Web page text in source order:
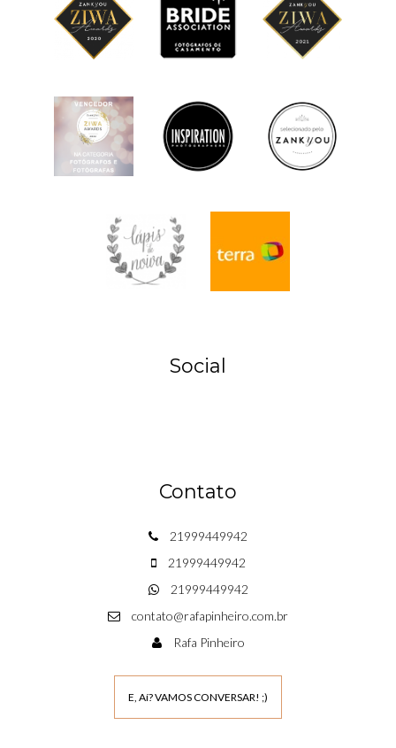
Social
Contato
21999449942
21999449942
21999449942
contato@rafapinheiro.com.br
Rafa Pinheiro
E, Aí? VAMOS CONVERSAR! ;)